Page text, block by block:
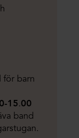
för barn
15.00
band